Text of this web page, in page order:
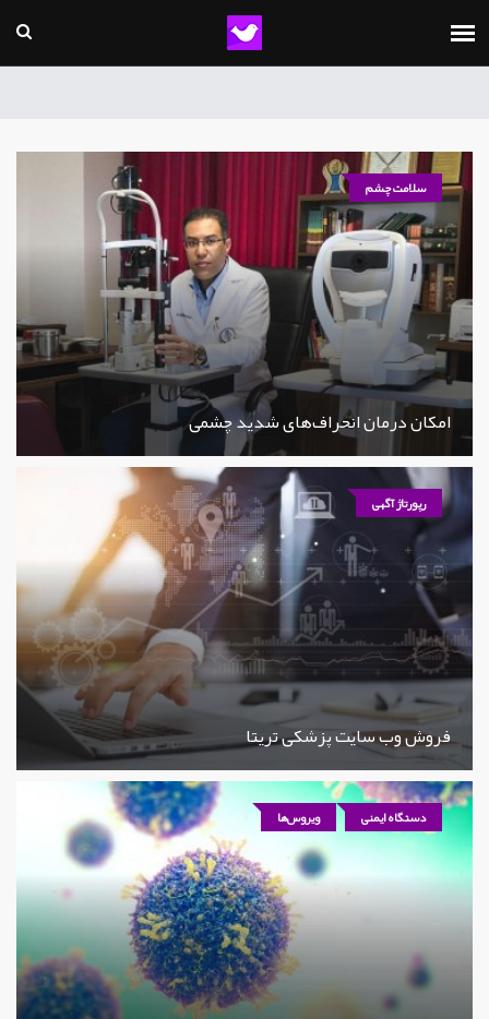
سلامت چشم
امکان درمان انحراف‌های شدید چشمی
رپورتاژ آگهی
فروش وب سایت پزشکی تریتا
دستگاه ایمنی ویروس‌ها